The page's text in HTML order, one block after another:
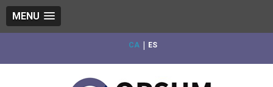
MENU
CA | ES